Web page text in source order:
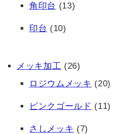
角印台 (13)
印台 (10)
メッキ加工 (26)
ロジウムメッキ (20)
ピンクゴールド (11)
さしメッキ (7)